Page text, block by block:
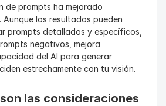
de prompts ha mejorado
los resultados pueden
prompts detallados y específicos,
negativos, mejora
del AI para generar
estrechamente con tu visión.
las consideraciones